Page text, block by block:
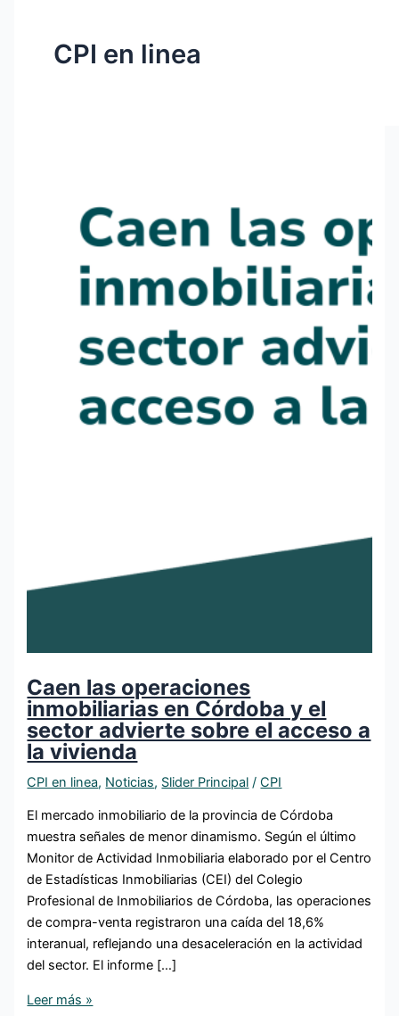
CPI en linea
Caen las operaciones
inmobiliarias en Córdoba y el
sector advierte sobre el acceso a
la vivienda
CPI en linea, Noticias, Slider Principal /CPI
El mercado inmobiliario de la provincia de Córdoba
muestra señales de menor dinamismo. Según el último
Monitor de Actividad Inmobiliaria elaborado por el Centro
de Estadísticas Inmobiliarias (CEI) del Colegio
Profesional de Inmobiliarios de Córdoba, las operaciones
de compra-venta registraron una caída del 18,6%
interanual, reflejando una desaceleración en la actividad
del sector. El informe […]
Leer más »